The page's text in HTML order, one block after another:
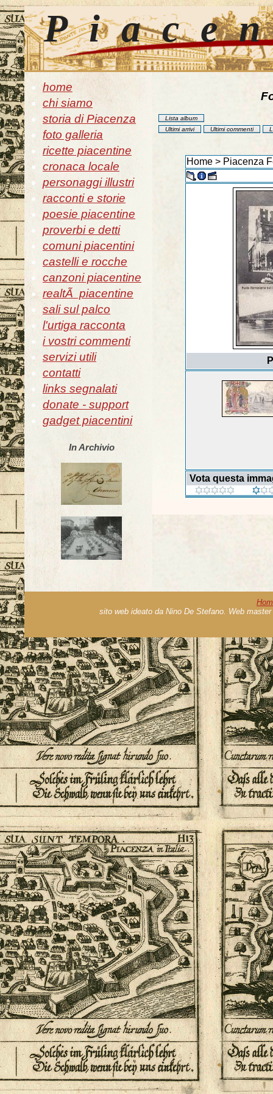
home
chi siamo
storia di Piacenza
foto galleria
ricette piacentine
cronaca locale
personaggi illustri
racconti e storie
poesie piacentine
proverbi e detti
comuni piacentini
castelli e rocche
canzoni piacentine
realtÃ piacentine
sali sul palco
l'urtiga racconta
i vostri commenti
servizi utili
contatti
links segnalati
donate - support
gadget piacentini
In Archivio
Lista album
Ultimi arrivi
Ultimi commenti
Home> Piacenza
Vota questa
sito web ideato da Nino De Stefano. Web